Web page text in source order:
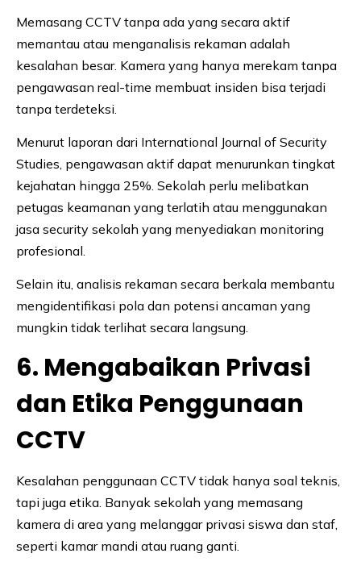
Memasang CCTV tanpa ada yang secara aktif
memantau atau menganalisis rekaman adalah
kesalahan besar. Kamera yang hanya merekam tanpa
pengawasan real-time membuat insiden bisa terjadi
tanpa terdeteksi.
Menurut laporan dari International Journal of Security
Studies, pengawasan aktif dapat menurunkan tingkat
kejahatan hingga 25%. Sekolah perlu melibatkan
petugas keamanan yang terlatih atau menggunakan
jasa security sekolah yang menyediakan monitoring
profesional.
Selain itu, analisis rekaman secara berkala membantu
mengidentifikasi pola dan potensi ancaman yang
mungkin tidak terlihat secara langsung.
6. Mengabaikan Privasi
dan Etika Penggunaan
CCTV
Kesalahan penggunaan CCTV tidak hanya soal teknis,
tapi juga etika. Banyak sekolah yang memasang
kamera di area yang melanggar privasi siswa dan staf,
seperti kamar mandi atau ruang ganti.